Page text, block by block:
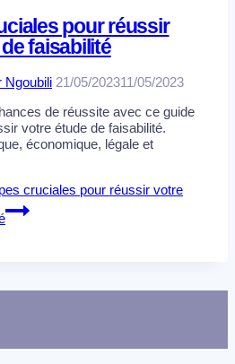
pour réussir
faisabilité
Ngoubili 21/05/202311/05/2023
de réussite avec ce guide
votre étude de faisabilité.
économique, légale et
cruciales pour réussir votre